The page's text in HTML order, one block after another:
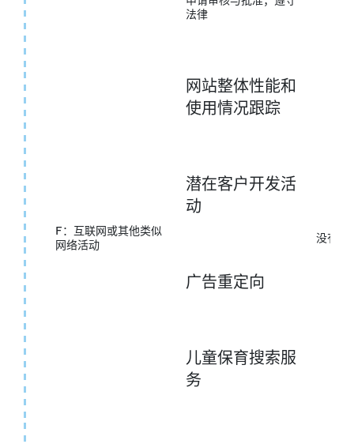
F：互联网或其他类似
网络活动
法律
网站整体性能和
使用情况跟踪
潜在客户开发活
动
广告重定向
儿童保育搜索服
务
没有任